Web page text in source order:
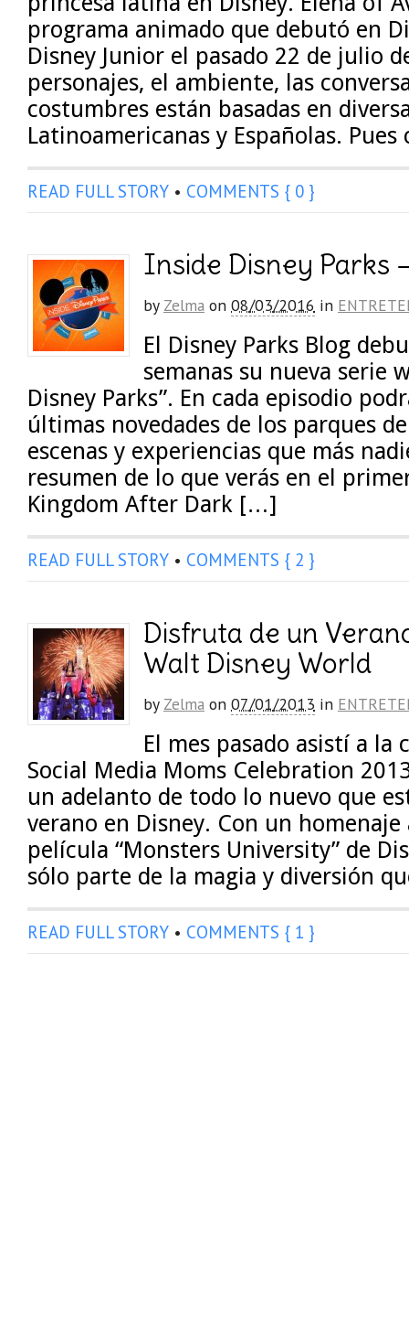
programa animado que debutó en
Disney Junior el pasado 22 de julio
personajes, el ambiente, las
costumbres están basadas en
Latinoamericanas y Españolas.
READ FULL STORY • COMMENTS { 0 }
Inside Disney Parks
by Zelma on 08/03/2016 in
El Disney Parks Blog
semanas su nueva serie
Disney Parks”. En cada episodio
últimas novedades de los parques
escenas y experiencias que más
resumen de lo que verás en el
Kingdom After Dark […]
READ FULL STORY • COMMENTS { 2 }
Disfruta de un
Walt Disney World
by Zelma on 07/01/2013 in
El mes pasado asistí a la
Social Media Moms Celebration
un adelanto de todo lo nuevo que
verano en Disney. Con un
película “Monsters University” de
sólo parte de la magia y diversión
READ FULL STORY • COMMENTS { 1 }